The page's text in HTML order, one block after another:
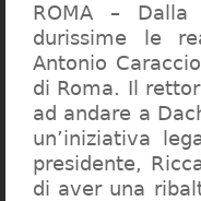
ROMA –
durissime le
Antonio
di Roma. Il
ad andare a
un’iniziativa
presidente,
di aver una